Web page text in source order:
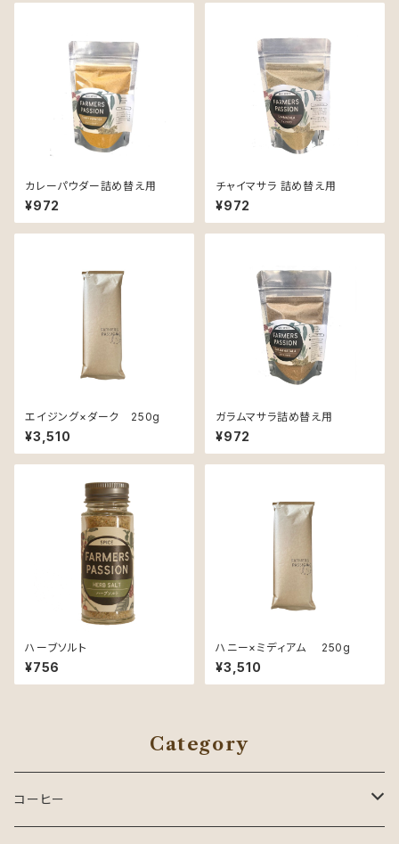
カレーパウダー詰め替え用
¥972
チャイマサラ 詰め替え用
¥972
エイジング×ダーク 250g
¥3,510
ガラムマサラ詰め替え用
¥972
ハーブソルト
¥756
ハニー×ミディアム 250g
¥3,510
Category
コーヒー